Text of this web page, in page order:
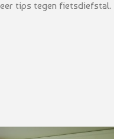
tips tegen fietsdiefstal.